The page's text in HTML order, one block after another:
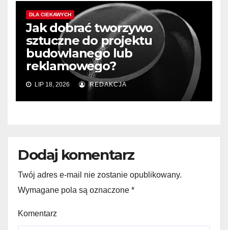
DLA CIEKAWYCH
Jak dobrać tworzywo
sztuczne do projektu
budowlanego lub
reklamowego?
LIP 18, 2026 REDAKCJA
Dodaj komentarz
Twój adres e-mail nie zostanie opublikowany.
Wymagane pola są oznaczone *
Komentarz